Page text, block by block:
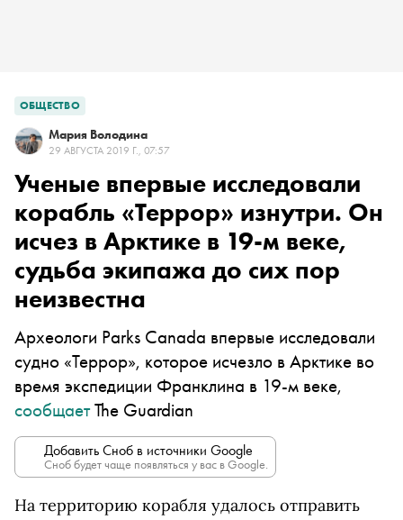
ОБЩЕСТВО
Мария Володина
29 АВГУСТА 2019 Г., 07:57
Ученые впервые исследовали
корабль «Террор» изнутри. Он
исчез в Арктике в 19-м веке,
судьба экипажа до сих пор
неизвестна
Археологи Parks Canada впервые исследовали
судно «Террор», которое исчезло в Арктике во
время экспедиции Франклина в 19-м веке,
сообщаетThe Guardian
Добавить Сноб в источники Google
Сноб будет чаще появляться у вас в Google.
На территорию корабля удалось отправить